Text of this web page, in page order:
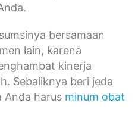
bersamaan
lain, karena
kinerja
Sebaliknya beri jeda
Anda harus minum obat